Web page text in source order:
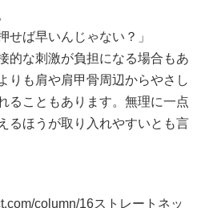
column/16ストレートネッ
し/
リスク
うち楽になるかも」
いますが、強い痛みを感じなが